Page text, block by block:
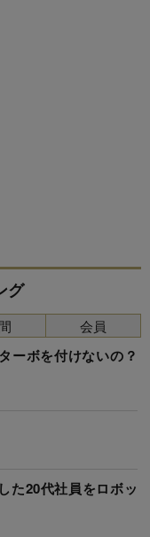
グ
ーボを付けないの？
た20代社員をロボッ
会員